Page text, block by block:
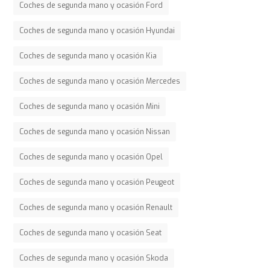
Coches de segunda mano y ocasión Ford
Coches de segunda mano y ocasión Hyundai
Coches de segunda mano y ocasión Kia
Coches de segunda mano y ocasión Mercedes
Coches de segunda mano y ocasión Mini
Coches de segunda mano y ocasión Nissan
Coches de segunda mano y ocasión Opel
Coches de segunda mano y ocasión Peugeot
Coches de segunda mano y ocasión Renault
Coches de segunda mano y ocasión Seat
Coches de segunda mano y ocasión Skoda